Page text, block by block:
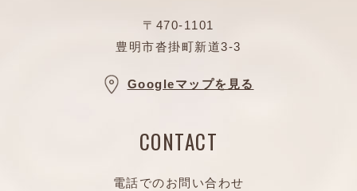
〒470-1101
豊明市沓掛町新道3-3
Googleマップを見る
CONTACT
電話でのお問い合わせ